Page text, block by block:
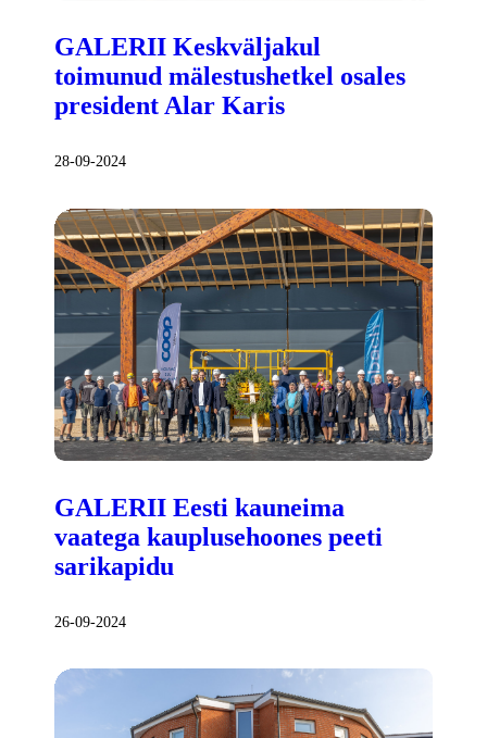
GALERII Keskväljakul
toimunud mälestushetkel osales
president Alar Karis
28-09-2024
GALERII Eesti kauneima
vaatega kauplusehoones peeti
sarikapidu
26-09-2024